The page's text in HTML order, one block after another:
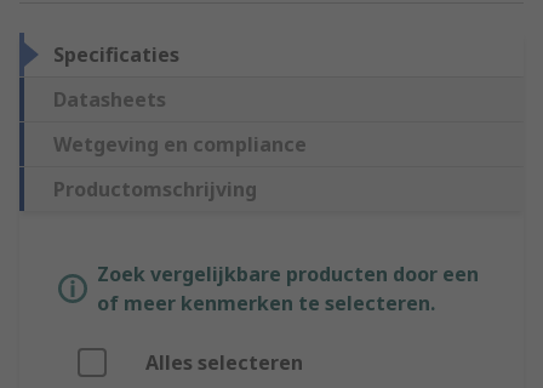
Specificaties
Datasheets
Wetgeving en compliance
Productomschrijving
Zoek vergelijkbare producten door een
of meer kenmerken te selecteren.
Alles selecteren